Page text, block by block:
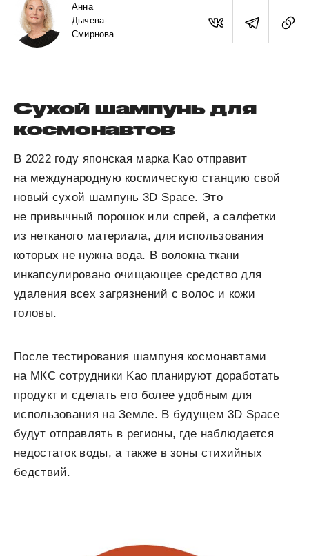
Анна
Дычева-
Смирнова
Сухой шампунь для
космонавтов
В 2022 году японская марка Kao отправит
на международную космическую станцию свой
новый сухой шампунь 3D Space. Это
не привычный порошок или спрей, а салфетки
из нетканого материала, для использования
которых не нужна вода. В волокна ткани
инкапсулировано очищающее средство для
удаления всех загрязнений с волос и кожи
головы.
После тестирования шампуня космонавтами
на МКС сотрудники Kao планируют доработать
продукт и сделать его более удобным для
использования на Земле. В будущем 3D Space
будут отправлять в регионы, где наблюдается
недостаток воды, а также в зоны стихийных
бедствий.